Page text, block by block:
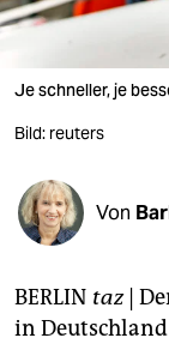
verlag
verlag
veranstaltungen
shop
fragen & hilfe
abo
Je schneller, je
Bild: reuters
Von
BERLIN taz|
in